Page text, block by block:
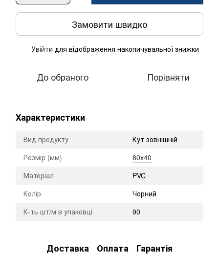
Замовити швидко
Увійти для відображення накопичувальної знижки
До обраного Порівняти
Характеристики
Вид продукту
Кут зовнішній
Розмір (мм)
80x40
Матеріал
PVC
Колір
Чорний
К-ть шт/м в упаковці
90
Доставка Оплата Гарантія